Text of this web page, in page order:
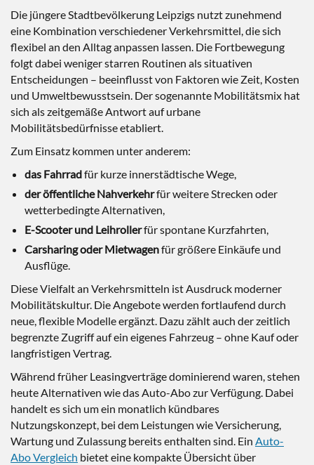
Die jüngere Stadtbevölkerung Leipzigs nutzt zunehmend
eine Kombination verschiedener Verkehrsmittel, die sich
flexibel an den Alltag anpassen lassen. Die Fortbewegung
folgt dabei weniger starren Routinen als situativen
Entscheidungen – beeinflusst von Faktoren wie Zeit, Kosten
und Umweltbewusstsein. Der sogenannte Mobilitätsmix hat
sich als zeitgemäße Antwort auf urbane
Mobilitätsbedürfnisse etabliert.
Zum Einsatz kommen unter anderem:
das Fahrradfür kurze innerstädtische Wege,
der öffentliche Nahverkehrfür weitere Strecken oder
wetterbedingte Alternativen,
E-Scooter und Leihrollerfür spontane Kurzfahrten,
Carsharing oder Mietwagenfür größere Einkäufe und
Ausflüge.
Diese Vielfalt an Verkehrsmitteln ist Ausdruck moderner
Mobilitätskultur. Die Angebote werden fortlaufend durch
neue, flexible Modelle ergänzt. Dazu zählt auch der zeitlich
begrenzte Zugriff auf ein eigenes Fahrzeug – ohne Kauf oder
langfristigen Vertrag.
Während früher Leasingverträge dominierend waren, stehen
heute Alternativen wie das Auto-Abo zur Verfügung. Dabei
handelt es sich um ein monatlich kündbares
Nutzungskonzept, bei dem Leistungen wie Versicherung,
Wartung und Zulassung bereits enthalten sind. Ein Auto-
Abo Vergleich bietet eine kompakte Übersicht über